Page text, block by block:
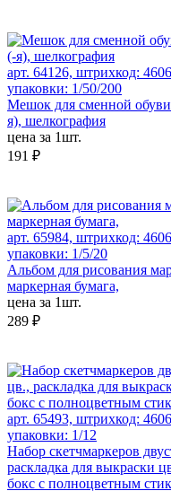
арт. 64126, штрихкод:
упаковки: 1/50/200
Мешок для сменной обуви
я), шелкография
цена за 1шт.
191 ₽
арт. 65984, штрихкод:
упаковки: 1/5/20
Альбом для рисования
маркерная бумага,
цена за 1шт.
289 ₽
арт. 65493, штрихкод:
упаковки: 1/12
Набор скетчмаркеров
раскладка для выкраски
бокс с полноцветным